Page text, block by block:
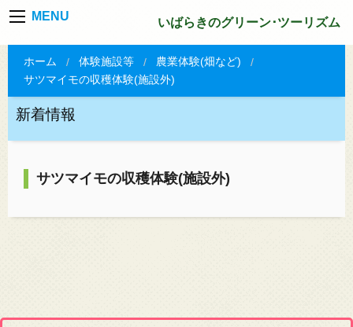
MENU いばらきのグリーン･ツーリズム
ホーム 体験施設等
農業体験(畑など)
サツマイモの収穫体験(施設外)
新着情報
サツマイモの収穫体験(施設外)